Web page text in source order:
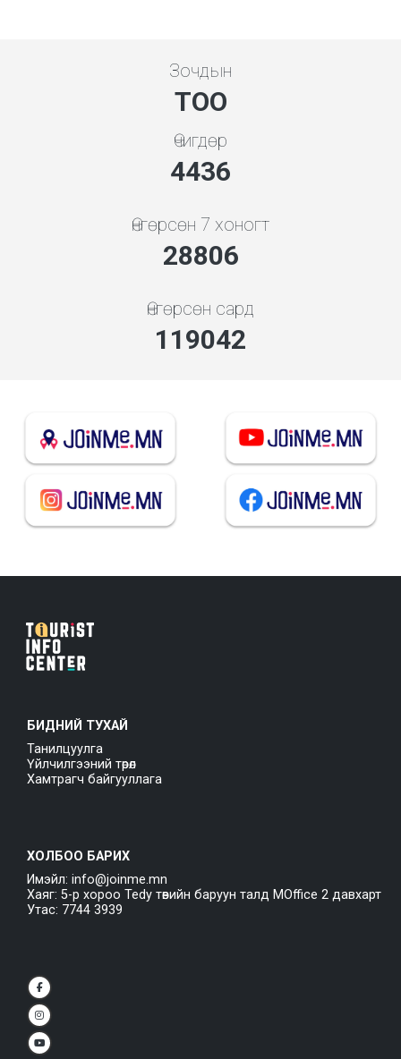
Зочдын
ТОО
Өчигдөр
4778
Өнгөрсөн 7 хоногт
31022
Өнгөрсөн сард
128199
БИДНИЙ ТУХАЙ
Танилцуулга
Үйлчилгээний төрөл
Хамтрагч байгууллага
ХОЛБОО БАРИХ
Имэйл: info@joinme.mn
Хаяг: 5-р хороо Tedy төвийн баруун талд MOffice 2 давхарт
Утас: 7744 3939